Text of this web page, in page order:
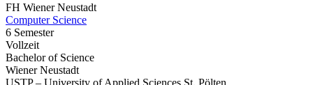
FH Wiener Neustadt
Computer Science
6 Semester
Vollzeit
Bachelor of Science
Wiener Neustadt
USTP – University of Applied Sciences St. Pölten